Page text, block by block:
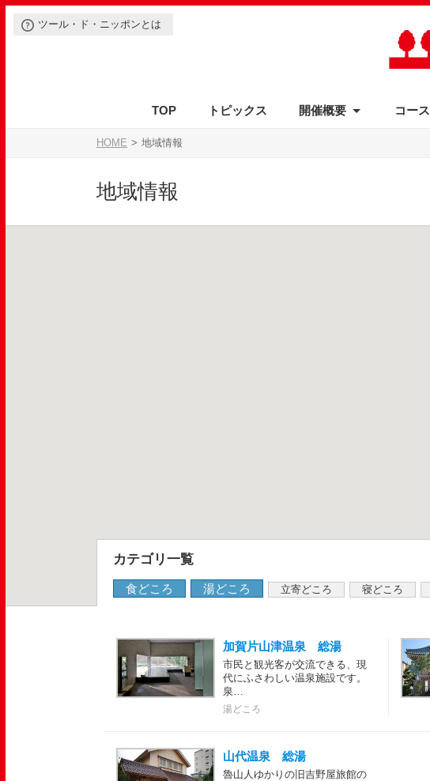
ツール・ド・ニッポンとは
TOP トピックス 開催概要 コース
HOME 地域情報
地域情報
カテゴリ一覧
食どころ 湯どころ 立寄どころ 寝どころ
加賀片山津温泉 総湯
市民と観光客が交流できる、現
代にふさわしい温泉施設です。
泉…
湯どころ
山代温泉 総湯
魯山人ゆかりの旧吉野屋旅館の